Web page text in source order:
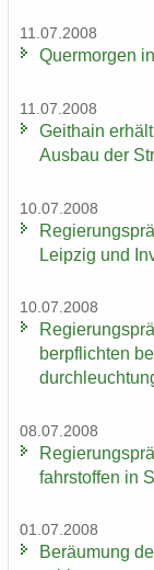
11.07.2008
Quer­mor­gen
11.07.2008
Geit­hain
Aus­bau der
10.07.2008
Leip­zig und
10.07.2008
ber­pflich­ten
08.07.2008
fahr­stof­fen in
01.07.2008
Be­räu­mung